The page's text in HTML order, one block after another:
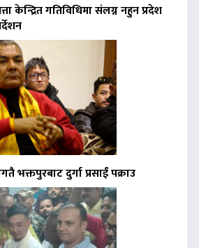
केन्द्रित गतिविधिमा संलग्न नहुन प्रदेश
दुर्गा प्रसाईं पक्राउ